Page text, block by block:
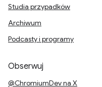
Studia przypadków
Archiwum
Podcasty i programy
Obserwuj
@ChromiumDev na X